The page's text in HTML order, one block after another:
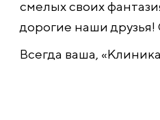
смелых своих
дорогие наши
Всегда ваша,